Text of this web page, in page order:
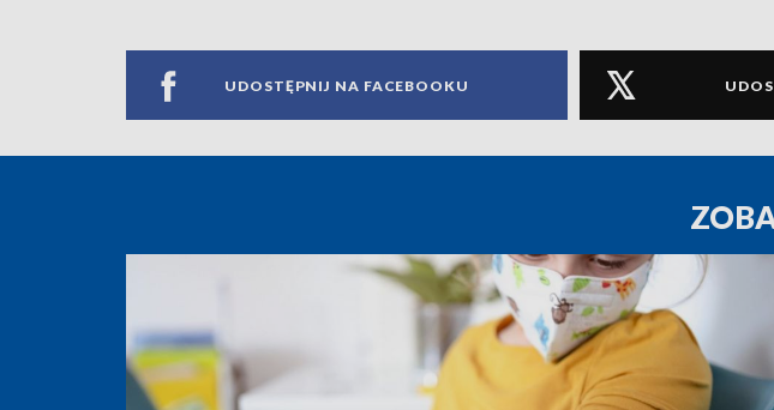
UDOSTĘPNIJ NA FACEBOOKU